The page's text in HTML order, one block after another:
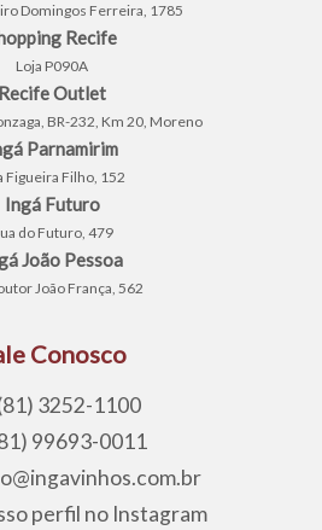
Domingos Ferreira, 1785
Recife
Loja P090A
Recife Outlet
BR-232, Km 20, Moreno
Parnamirim
Figueira Filho, 152
Ingá Futuro
do Futuro, 479
João Pessoa
João França, 562
Conosco
3252-1100
99693-0011
perfil no Instagram